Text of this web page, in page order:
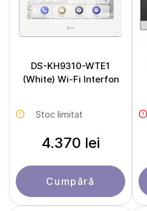
DS-KH9310-WTE1
(White) Wi-Fi Interfon
Stoc limitat
4.370 lei
Cumpără